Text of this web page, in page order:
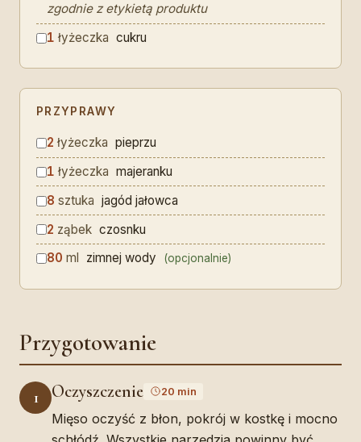
zgodnie z etykietą produktu
1 łyżeczka cukru
PRZYPRAWY
2 łyżeczka pieprzu
1 łyżeczka majeranku
8 sztuka jagód jałowca
2 ząbek czosnku
80 ml zimnej wody (opcjonalnie)
Przygotowanie
1 Oczyszczenie 20 min
Mięso oczyść z błon, pokrój w kostkę i mocno